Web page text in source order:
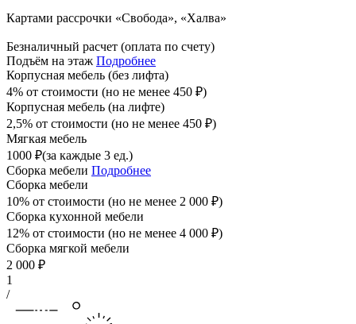
Картами рассрочки «Свобода», «Халва»
Безналичный расчет (оплата по счету)
Подъём на этаж Подробнее
Корпусная мебель (без лифта)
4% от стоимости (но не менее 450 ₽)
Корпусная мебель (на лифте)
2,5% от стоимости (но не менее 450 ₽)
Мягкая мебель
1000 ₽(за каждые 3 ед.)
Сборка мебели Подробнее
Сборка мебели
10% от стоимости (но не менее 2 000 ₽)
Сборка кухонной мебели
12% от стоимости (но не менее 4 000 ₽)
Сборка мягкой мебели
2 000 ₽
1
/